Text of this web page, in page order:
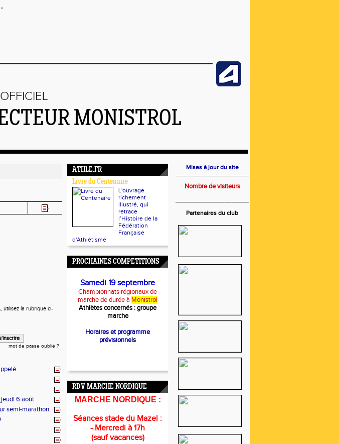
MONISTROL
utilisez la rubrique ci-
mot de passe oublié ?
jeudi 6 août
semi-marathon
ATHLE.FR
Livre du Centenaire
L'ouvrage
richement
illustré, qui
retrace
l’Histoire de la
Fédération
Française
d'Athlétisme.
PROCHAINES COMPETITIONS
Samedi 19 septembre
Championnats régionaux de
marche de durée à Monistrol
Athlètes concernés :groupe
marche
Horaires et programme
prévisionnels
RDV MARCHE NORDIQUE
MARCHE NORDIQUE :
Séances stade du Mazel :
- Mercredi à 17h
(sauf vacances)
Mises à jour du site
Nombre de visiteurs
Partenaires du club